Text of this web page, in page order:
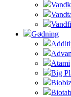
Gødning
Atami
Big